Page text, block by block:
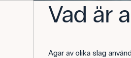
Vad är
Agar av olika slag